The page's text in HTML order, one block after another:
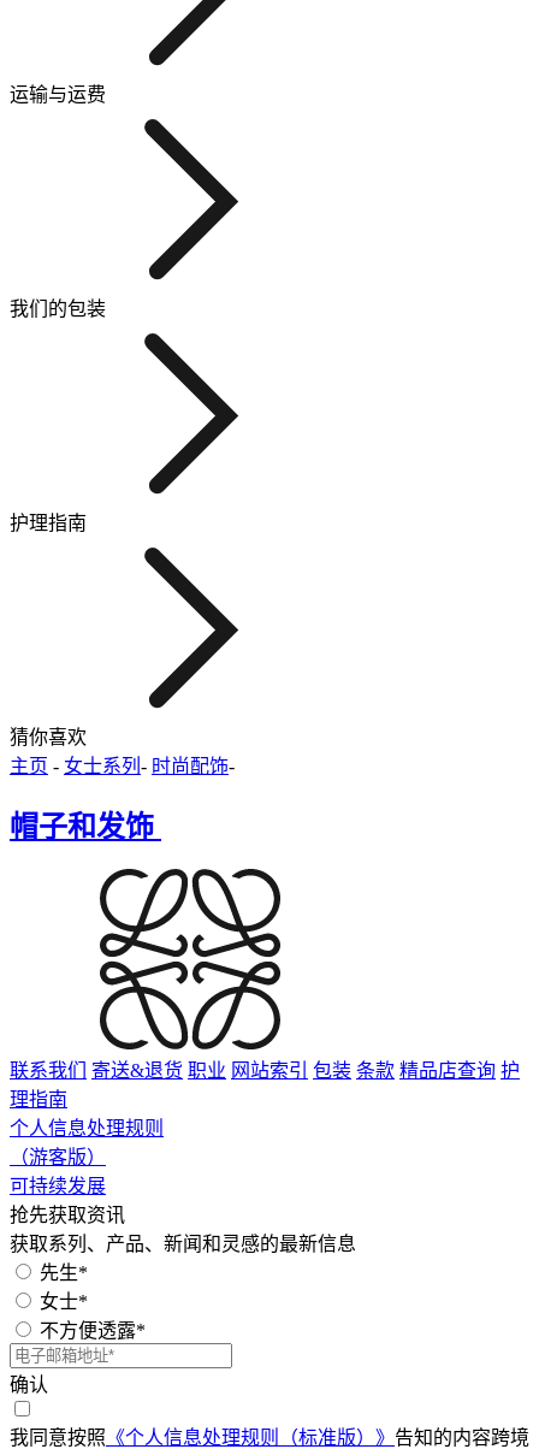
运输与运费
我们的包装
护理指南
猜你喜欢
主页 - 女士系列 - 时尚配饰-
帽子和发饰
联系我们 寄送&退货 职业 网站索引 包装 条款 精品店查询 护
理指南
个人信息处理规则
（游客版）
可持续发展
抢先获取资讯
获取系列、产品、新闻和灵感的最新信息
先生*
女士*
不方便透露*
确认
我同意按照 《个人信息处理规则（标准版）》 告知的内容跨境